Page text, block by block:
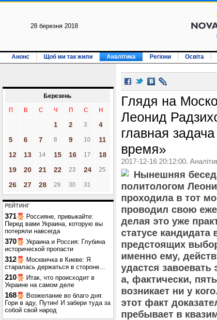
28 березня 2018
Анонс Щоб ми так жили Аналітика Регіони Освіта
Березень
П В С Ч П С Н
1 2 3
4
5
6 7 8 9 10
11
12
13 14 15 16 17
18
19
20 21 22 23 24 25
26 27 28 29 30 31
РЕЙТИНГ
371
Россияне, привыкайте:
Перед вами Украина, которую вы
потеряли навсегда
370
Украина и Россия: Глубина
исторической пропасти
312
Москвичка в Киеве: Я
старалась держаться в стороне...
210
Итак, что происходит в
Украине на самом деле
168
Возжелание во благо дня:
Гори в аду, Путин! И забери туда за
собой свой народ
Глядя на
Леонид
главная
время»
2017-12-16 20:12:00.
Нынешняя
политологом
проходила в тот
проводил свою
делая это уже
статусе кандидата
предстоящих
именно ему,
удастся
а, фактически,
возникает ни у
этот факт
пребывает в